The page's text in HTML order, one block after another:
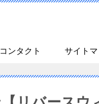
コンタクト サイト